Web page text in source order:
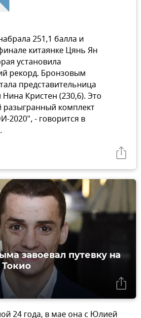
251,1 балла и
китаянке Цянь Ян
установила
рекорд. Бронзовым
представительница
Кристен (230,6). Это
комплект
2020", - говорится в
завоевал путевку на
24 года, в мае она с Юлией